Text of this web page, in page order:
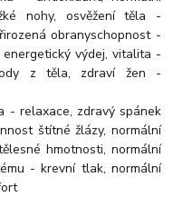
nohy, osvěžení těla -
obranyschopnost -
výdej, vitalita -
z těla, zdraví žen -
- relaxace, zdravý spánek
štítné žlázy, normální
hmotnosti, normální
- krevní tlak, normální